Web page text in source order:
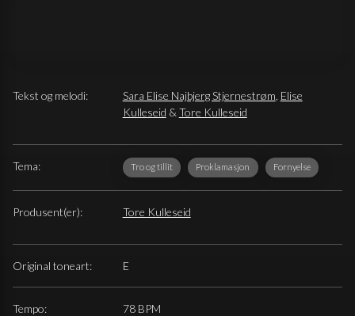
Tekst og melodi: Sara Elise Najbjerg Stjernestrøm Elise
Kulleseid & Tore Kulleseid
Tema: Tro og tillit Proklamasjon Fornyelse
Produsent(er): Tore Kulleseid
Original toneart: E
Tempo: 78 BPM